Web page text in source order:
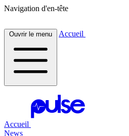
Navigation d'en-tête
Ouvrir le menu Accueil
Accueil
News